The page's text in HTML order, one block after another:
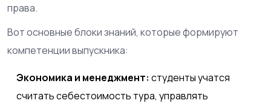
права.
Вот основные блоки знаний, которые формируют
компетенции выпускника:
Экономика и менеджмент: студенты учатся
считать себестоимость тура, управлять